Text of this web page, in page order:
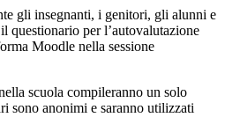
gli insegnanti, i genitori, gli alunni e
questionario per l’autovalutazione
Moodle nella sessione
scuola compileranno un solo
sono anonimi e saranno utilizzati